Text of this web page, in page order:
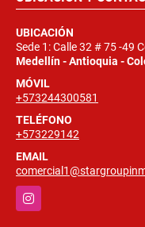
UBICACIÓN
Sede 1: Calle 32 # 75 -49
Medellín - Antioquia -
MÓVIL
+573244300581
TELÉFONO
+573229142
EMAIL
Instagram